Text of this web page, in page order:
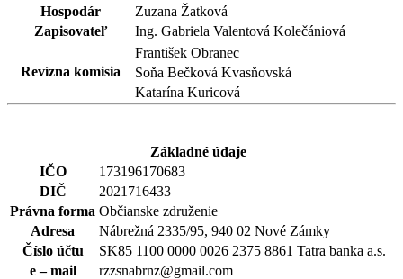
Hospodár
Zuzana Žatková
Zapisovateľ
Ing. Gabriela Valentová Kolečániová
Revízna komisia
František Obranec
Soňa Bečková Kvasňovská
Katarína Kuricová
Základné údaje
IČO
173196170683
DIČ
2021716433
Právna forma Občianske združenie
Adresa
Nábrežná 2335/95, 940 02 Nové Zámky
Číslo účtu
SK85 1100 0000 0026 2375 8861 Tatra banka a.s.
e – mail
rzzsnabrnz@gmail.com